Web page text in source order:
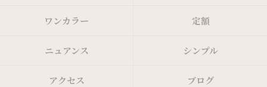
ワンカラー 定額
ニュアンス シンプル
アクセス ブログ